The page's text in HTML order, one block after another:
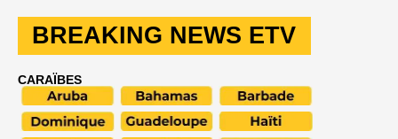
BREAKING NEWS ETV
CARAÏBES